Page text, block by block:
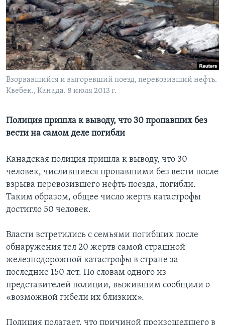
Learning English
СОЦИАЛЬНЫЕ СЕТИ
Языки
Взорвавшийся и выгоревший поезд, перевозивший нефть.
Квебек., Канада. 8 июля 2013 г.
Полиция пришла к выводу, что 30 пропавших без
вести на самом деле погибли
Канадская полиция пришла к выводу, что 30
человек, числившиеся пропавшими без вести после
взрыва перевозившего нефть поезда, погибли.
Таким образом, общее число жертв катастрофы
достигло 50 человек.
Власти встретились с семьями погибших после
обнаружения тел 20 жертв самой страшной
железнодорожной катастрофы в стране за
последние 150 лет. По словам одного из
представителей полиции, выжившим сообщили о
«возможной гибели их близких».
Полиция полагает, что причиной произошедшего в